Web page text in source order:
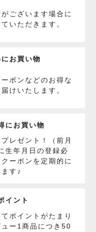
ございます場合に
いただきます。
お買い物
ポンなどのお得な
けいたします。
にお買い物
レゼント！（前月
生年月日の登録必
ーポンを定期的に
す♪
イント
ポイントがたまり
ー1商品につき50